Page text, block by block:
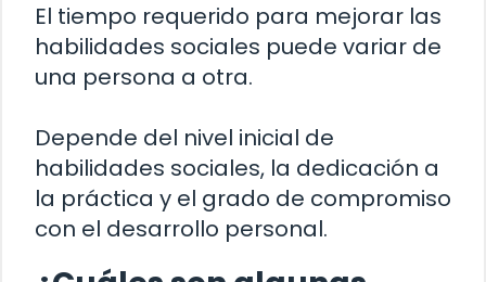
El tiempo requerido para mejorar las
habilidades sociales puede variar de
una persona a otra.
Depende del nivel inicial de
habilidades sociales, la dedicación a
la práctica y el grado de compromiso
con el desarrollo personal.